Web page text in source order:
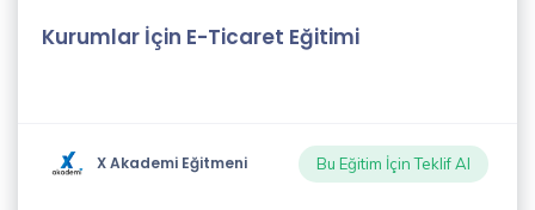
Kurumlar İçin E-Ticaret Eğitimi
X Akademi Eğitmeni Bu Eğitim İçin Teklif Al